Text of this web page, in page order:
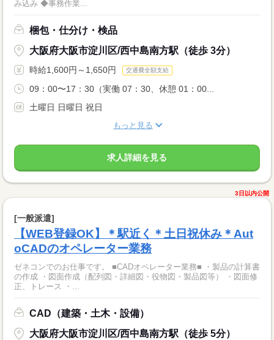
み込み ◆事務作業...
梱包・仕分け・検品
大阪府大阪市淀川区/西中島南方駅（徒歩 3分）
時給1,600円～1,650円 交通費全額支給
09：00〜17：30（実働 07：30、休憩 01：00...
土曜日 日曜日 祝日
もっと見る
求人詳細を見る
3日以内公開
[一般派遣]
【WEB登録OK】＊駅近く＊土日祝休み＊Aut
oCADのオペレーター業務
ゼネコンでのお仕事です。 ■CADオペレーター業務■ ・製品の計算書
の作成 ・図面作成（配列図・詳細図・役物図・製品図等） ・図面修
正、トレース ・...
CAD（建築・土木・設備）
大阪府大阪市淀川区/西中島南方駅（徒歩 5分）